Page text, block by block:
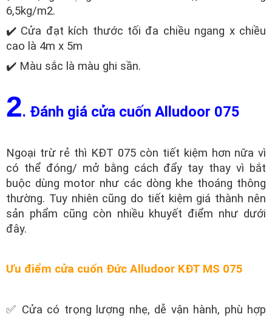
6,5kg/m2.
✔️ Cửa đạt kích thước tối đa chiều ngang x chiều
cao là 4m x 5m
✔️ Màu sắc là màu ghi sần.
2. Đánh giá cửa cuốn Alludoor 075
Ngoại trừ rẻ thì KĐT 075 còn tiết kiệm hơn nữa vì
có thể đóng/ mở bằng cách đẩy tay thay vì bắt
buộc dùng motor như các dòng khe thoáng thông
thường. Tuy nhiên cũng do tiết kiệm giá thành nên
sản phẩm cũng còn nhiều khuyết điểm như dưới
đây.
Ưu điểm cửa cuốn Đức Alludoor KĐT MS 075
✅ Cửa có trọng lượng nhẹ, dễ vận hành, phù hợp